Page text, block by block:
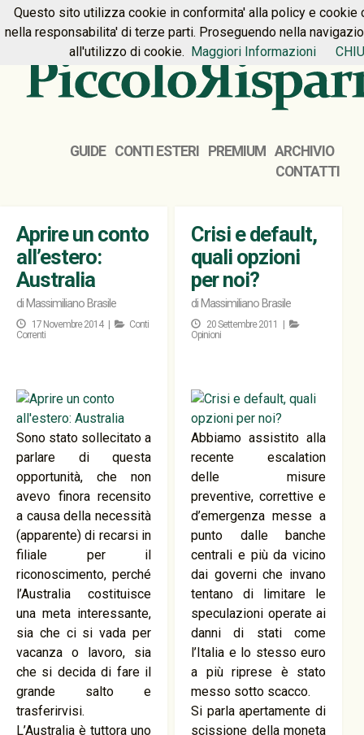
HOME PREMIUM CONTATTI
GUIDE CONTI ESTERI PREMIUM
ARCHIVIO
CONTATTI
Aprire un conto
all’estero:
Australia
di Massimiliano Brasile
17 Novembre 2014 |
Conti
Correnti
Sono stato sollecitato a
parlare di questa
opportunità, che non
avevo finora recensito
a causa della necessità
(apparente) di recarsi in
filiale per il
riconoscimento, perché
l’Australia costituisce
una meta interessante,
sia che ci si vada per
vacanza o lavoro, sia
che si decida di fare il
grande salto e
trasferirvisi.
L’Australia è tuttora uno
Crisi e default,
quali opzioni
per noi?
di Massimiliano Brasile
20 Settembre 2011 |
Opinioni
Abbiamo assistito alla
recente escalation
delle misure
preventive, correttive e
d’emergenza messe a
punto dalle banche
centrali e più da vicino
dai governi che invano
tentano di limitare le
speculazioni operate ai
danni di stati come
l’Italia e lo stesso euro
a più riprese è stato
messo sotto scacco.
Si parla apertamente di
scissione della moneta
Questo sito utilizza cookie in conformita' alla policy e cookie
nella responsabilita' di terze parti. Proseguendo nella
all'utilizzo di cookie. Maggiori Informazioni